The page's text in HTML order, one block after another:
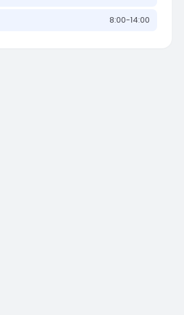
8:00-14:00